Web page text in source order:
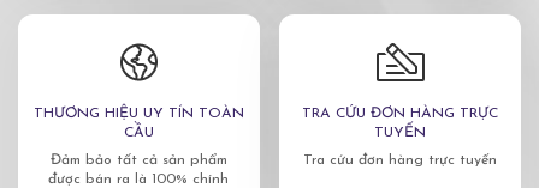
THƯƠNG HIỆU UY TÍN TOÀN
CẦU
Đảm bảo tất cả sản phẩm
được bán ra là 100% chính
TRA CỨU ĐƠN HÀNG TRỰC
TUYẾN
Tra cứu đơn hàng trực tuyến